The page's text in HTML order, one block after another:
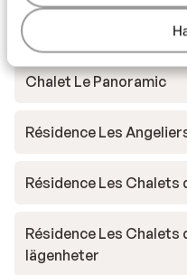
Village Club Neaclub La
Chalet Le Panoramic
Résidence Les
Résidence Les Chalets
Résidence Les Chalets
lägenheter